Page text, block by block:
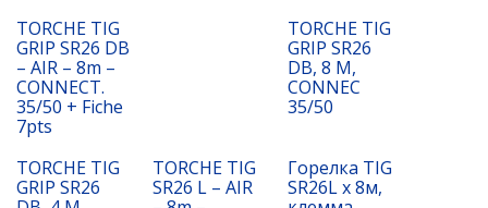
TORCHE TIG
GRIP SR26 DB
– AIR – 8m –
CONNECT.
35/50 + Fiche
7pts
TORCHE TIG
GRIP SR26
DB, 8 M,
CONNEC
35/50
TORCHE TIG
GRIP SR26
TORCHE TIG
SR26 L – AIR
Горелка TIG
SR26L x 8м,